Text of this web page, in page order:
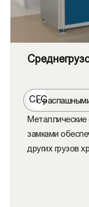
СГС
с
замками
других грузов